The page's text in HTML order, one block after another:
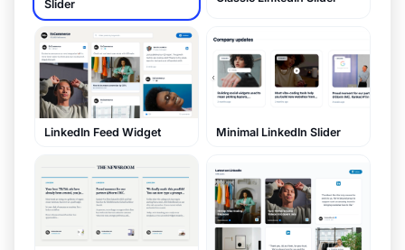
Slider
LinkedIn Feed Widget Minimal LinkedIn Slider